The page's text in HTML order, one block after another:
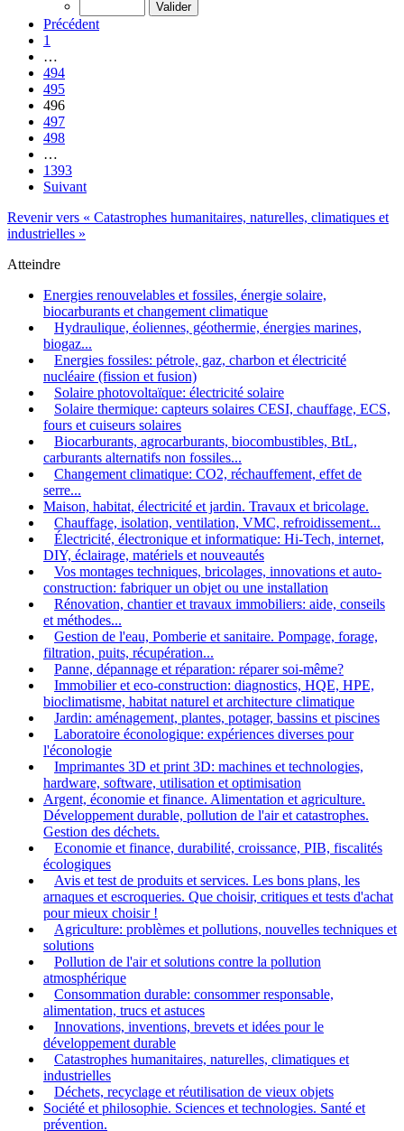
Précédent
1
…
494
495
496
497
498
…
1393
Suivant
Revenir vers « Catastrophes humanitaires, naturelles, climatiques et
industrielles »
Atteindre
Energies renouvelables et fossiles, énergie solaire,
biocarburants et changement climatique
Hydraulique, éoliennes, géothermie, énergies marines,
biogaz...
Energies fossiles: pétrole, gaz, charbon et électricité
nucléaire (fission et fusion)
Solaire photovoltaïque: électricité solaire
Solaire thermique: capteurs solaires CESI, chauffage, ECS,
fours et cuiseurs solaires
Biocarburants, agrocarburants, biocombustibles, BtL,
carburants alternatifs non fossiles...
Changement climatique: CO2, réchauffement, effet de
serre...
Maison, habitat, électricité et jardin. Travaux et bricolage.
Chauffage, isolation, ventilation, VMC, refroidissement...
Électricité, électronique et informatique: Hi-Tech, internet,
DIY, éclairage, matériels et nouveautés
Vos montages techniques, bricolages, innovations et auto-
construction: fabriquer un objet ou une installation
Rénovation, chantier et travaux immobiliers: aide, conseils
et méthodes...
Gestion de l'eau, Pomberie et sanitaire. Pompage, forage,
filtration, puits, récupération...
Panne, dépannage et réparation: réparer soi-même?
Immobilier et eco-construction: diagnostics, HQE, HPE,
bioclimatisme, habitat naturel et architecture climatique
Jardin: aménagement, plantes, potager, bassins et piscines
Laboratoire éconologique: expériences diverses pour
l'éconologie
Imprimantes 3D et print 3D: machines et technologies,
hardware, software, utilisation et optimisation
Argent, économie et finance. Alimentation et agriculture.
Développement durable, pollution de l'air et catastrophes.
Gestion des déchets.
Economie et finance, durabilité, croissance, PIB, fiscalités
écologiques
Avis et test de produits et services. Les bons plans, les
arnaques et escroqueries. Que choisir, critiques et tests d'achat
pour mieux choisir !
Agriculture: problèmes et pollutions, nouvelles techniques et
solutions
Pollution de l'air et solutions contre la pollution
atmosphérique
Consommation durable: consommer responsable,
alimentation, trucs et astuces
Innovations, inventions, brevets et idées pour le
développement durable
Catastrophes humanitaires, naturelles, climatiques et
industrielles
Déchets, recyclage et réutilisation de vieux objets
Société et philosophie. Sciences et technologies. Santé et
prévention.